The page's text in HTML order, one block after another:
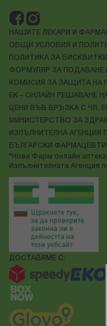
НАШИТЕ ЛЕКАРИ И
ОБЩИ УСЛОВИЯ И
ПОЛИТИКА ЗА БИСКВИТКИ
ФОРМУЛЯР ЗА ПОДАВАНЕ
КОМИСИЯ ЗА ЗАЩИТА НА
ЕК - ОНЛАЙН РЕШАВАНЕ
ЦЕНИ ВЪВ ВРЪЗКА С ЧЛ.
МИНИСТЕРСТВО ЗА
ИЗПЪЛНИТЕЛНА АГЕНЦИЯ
БЪЛГАРСКИ
"Нове Фарм онлайн
Изпълнителната Агенция
ДОСТАВЯМЕ С: